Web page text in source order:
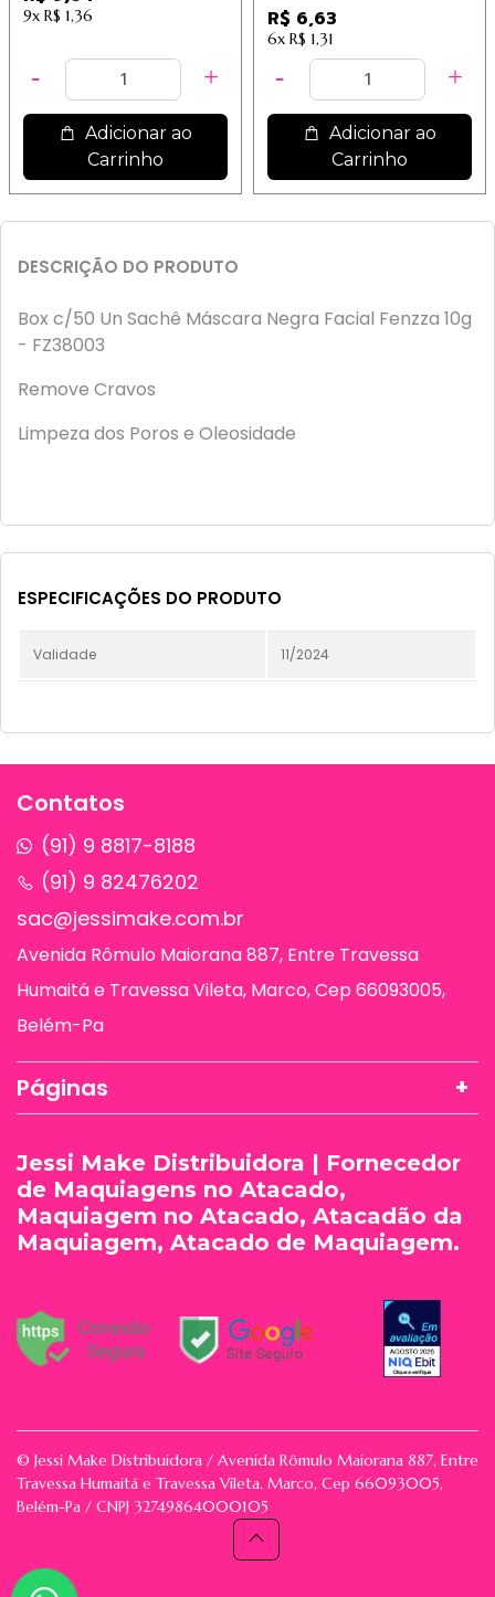
9x R$ 1,36
Adicionar ao
Carrinho
R$ 6,63
6x R$ 1,31
Adicionar ao
Carrinho
DESCRIÇÃO DO PRODUTO
Box c/50 Un Sachê Máscara Negra Facial Fenzza 10g
- FZ38003
Remove Cravos
Limpeza dos Poros e Oleosidade
ESPECIFICAÇÕES DO PRODUTO
Validade 11/2024
Contatos
(91) 9 8817-8188
(91) 9 82476202
sac@jessimake.com.br
Avenida Rômulo Maiorana 887, Entre Travessa
Humaitá e Travessa Vileta, Marco, Cep 66093005,
Belém-Pa
Páginas
Jessi Make Distribuidora | Fornecedor
de Maquiagens no Atacado,
Maquiagem no Atacado, Atacadão da
Maquiagem, Atacado de Maquiagem.
© Jessi Make Distribuidora / Avenida Rômulo Maiorana 887, Entre
Travessa Humaitá e Travessa Vileta, Marco, Cep 66093005,
Belém-Pa / CNPJ 32749864000105